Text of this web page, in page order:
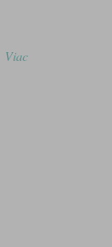
Viac